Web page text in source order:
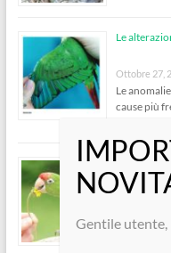
Le
Ottobre 27,
Le
cause più
Pappagalli
Molto
consigli
Gentile utente,